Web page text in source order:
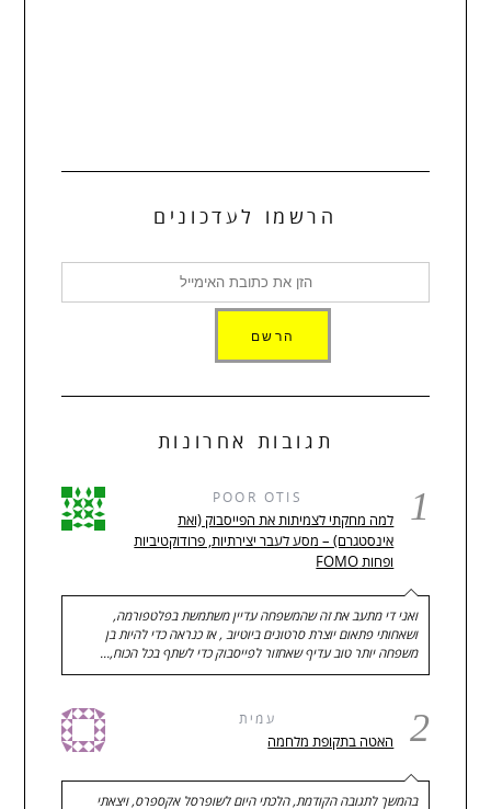
הרשמו לעדכונים
תגובות אחרונות
1
POOR OTIS
למה מחקתי לצמיתות את הפייסבוק (ואת
אינסטגרם) – מסע לעבר יצירתיות, פרודוקטיביות
ופחות FOMO
ואני די מתעב את זה שהמשפחה עדיין משתמשת בפלטפורמה,
ושאחותי פתאום יוצרת סרטונים ביוטיוב , אז כנראה כדי להיות בן
משפחה יותר טוב עדיף שאחזור לפייסבוק כדי לשתף בכל הכוח,…
2 עמית
האטה בתקופת מלחמה
בהמשך לתגובה הקודמת, הלכתי היום לשופרסל אקספרס, ויצאתי